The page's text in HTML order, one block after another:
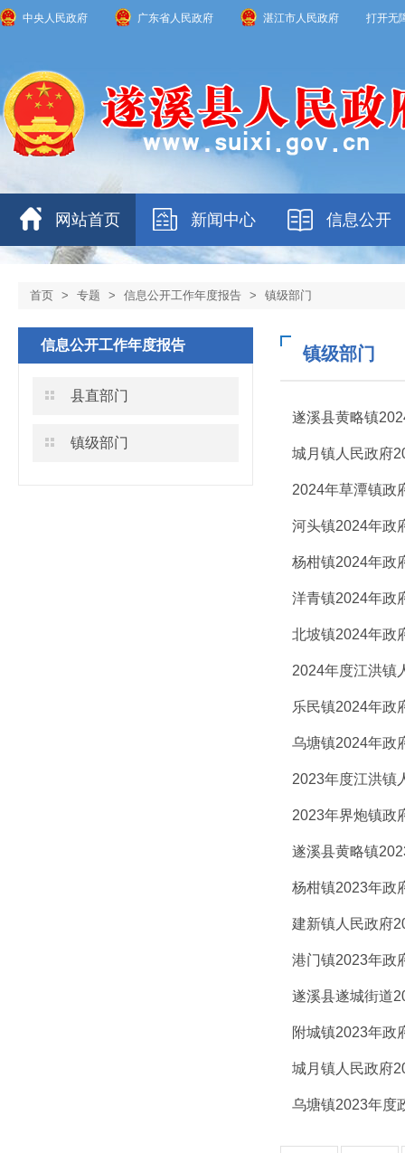
中央人民政府 广东省人民政府 湛江市人民政府 打开无
网站首页 新闻中心 信息公开
首页 > 专题 > 信息公开工作年度报告 > 镇级部门
信息公开工作年度报告
县直部门
镇级部门
镇级部门
遂溪县黄略镇
城月镇人民政府
2024年草潭镇政
河头镇2024年政
杨柑镇2024年政
洋青镇2024年政
北坡镇2024年政
2024年度江洪镇
乐民镇2024年政
乌塘镇2024年政
2023年度江洪镇
2023年界炮镇政
遂溪县黄略镇
杨柑镇2023年政
建新镇人民政府
港门镇2023年政
遂溪县遂城街道
附城镇2023年政
城月镇人民政府
乌塘镇2023年度